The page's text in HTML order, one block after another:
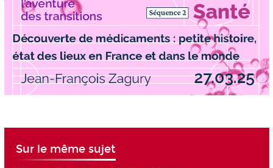
Sur le même sujet